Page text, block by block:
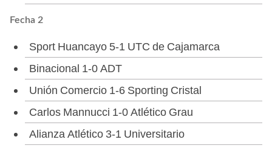
Fecha 2
Sport Huancayo 5-1 UTC de Cajamarca
Binacional 1-0 ADT
Unión Comercio 1-6 Sporting Cristal
Carlos Mannucci 1-0 Atlético Grau
Alianza Atlético 3-1 Universitario